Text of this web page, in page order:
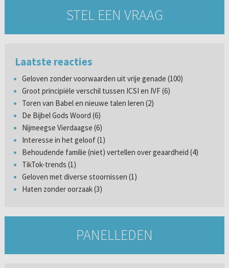
STEL EEN VRAAG
Laatste reacties
Geloven zonder voorwaarden uit vrije genade (100)
Groot principiële verschil tussen ICSI en IVF (6)
Toren van Babel en nieuwe talen leren (2)
De Bijbel Gods Woord (6)
Nijmeegse Vierdaagse (6)
Interesse in het geloof (1)
Behoudende familie (niet) vertellen over geaardheid (4)
TikTok-trends (1)
Geloven met diverse stoornissen (1)
Haten zonder oorzaak (3)
PANELLEDEN